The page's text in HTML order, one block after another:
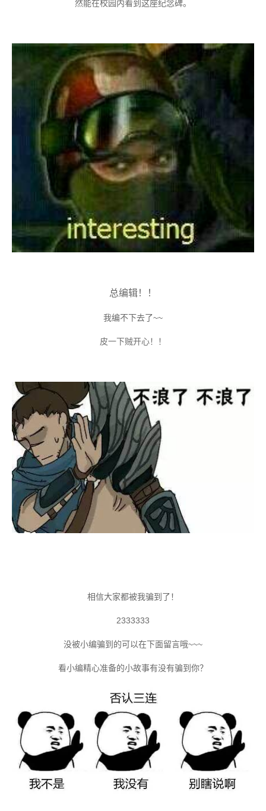
然能在校园内看到这座纪念碑。
总编辑！！
我编不下去了~~
皮一下贼开心！！
相信大家都被我骗到了！
2333333
没被小编骗到的可以在下面留言哦~~~
看小编精心准备的小故事有没有骗到你？